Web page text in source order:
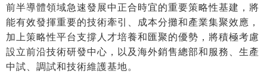
前半導體領域急速發展中正合時宜的重要策略性基建，將
能有效發揮重要的技術牽引、成本分攤和產業集聚效應，
加上策略性平台支撐人才培養和匯聚的優勢，將積極考慮
設立前沿技術研發中心，以及海外銷售總部和服務、生產
中試、調試和技術維護基地。